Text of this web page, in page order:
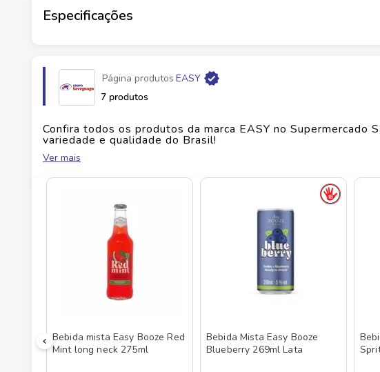
Especificações
Fabricante TATUZINHO 3 FAZENDAS
EAN 7896050201299
Id do produto
Página produtos EASY
7 produtos
Confira todos os produtos da marca EASY no Supermercado
variedade e qualidade do Brasil!
No Savegnago, você encontra uma ampla seleção de produtos
Ver mais
Bebida mista Easy Booze Red
Mint long neck 275ml
Bebida Mista Easy Booze
Blueberry 269ml Lata